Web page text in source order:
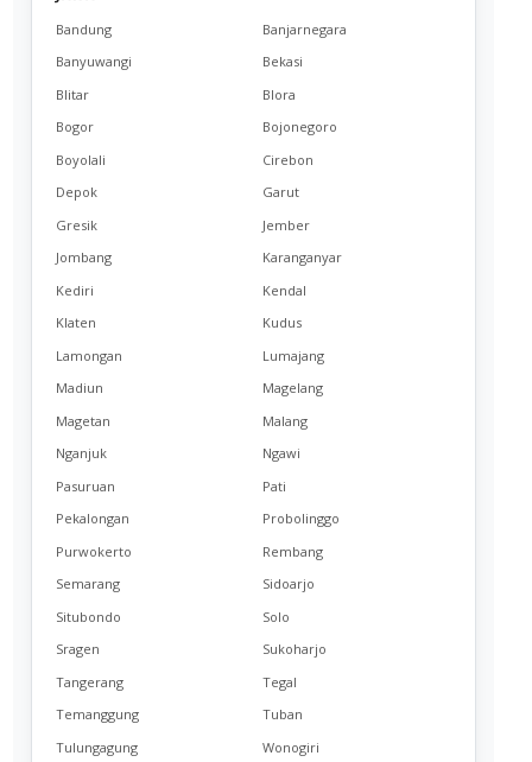
Bandung
Banjarnegara
Banyuwangi
Bekasi
Blitar
Blora
Bogor
Bojonegoro
Boyolali
Cirebon
Depok
Garut
Gresik
Jember
Jombang
Karanganyar
Kediri
Kendal
Klaten
Kudus
Lamongan
Lumajang
Madiun
Magelang
Magetan
Malang
Nganjuk
Ngawi
Pasuruan
Pati
Pekalongan
Probolinggo
Purwokerto
Rembang
Semarang
Sidoarjo
Situbondo
Solo
Sragen
Sukoharjo
Tangerang
Tegal
Temanggung
Tuban
Tulungagung
Wonogiri